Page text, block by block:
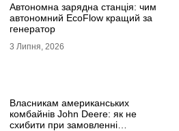
Автономна зарядна станція: чим
автономний EcoFlow кращий за
генератор
3 Липня, 2026
Власникам американських
комбайнів John Deere: як не
схибити при замовленні